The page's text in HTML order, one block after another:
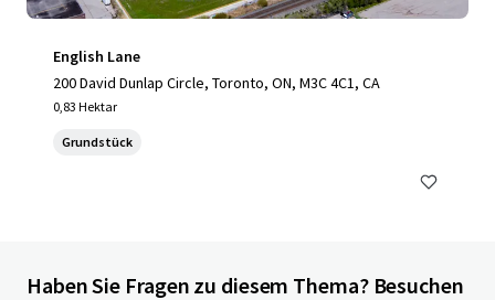
English Lane
200 David Dunlap Circle, Toronto, ON, M3C 4C1, CA
0,83 Hektar
Grundstück
Haben Sie Fragen zu diesem Thema? Besuchen